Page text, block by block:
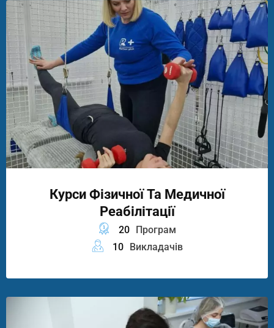
Курси Фізичної Та Медичної
Реабілітації
20
Програм
10
Викладачів